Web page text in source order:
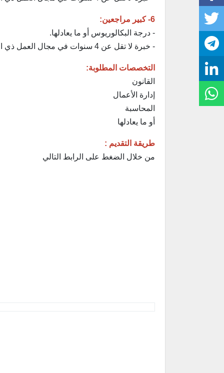
6- كبير مراجعين:
- درجة البكالوريوس أو ما يعادلها.
- خبرة لا تقل عن 4 سنوات في مجال العمل ذي الصلة.
التخصصات المطلوبة:
القانون
إدارة الأعمال
المحاسبة
أو ما يعادلها
طريقة التقديم :
من خلال الضغط على الرابط التالي